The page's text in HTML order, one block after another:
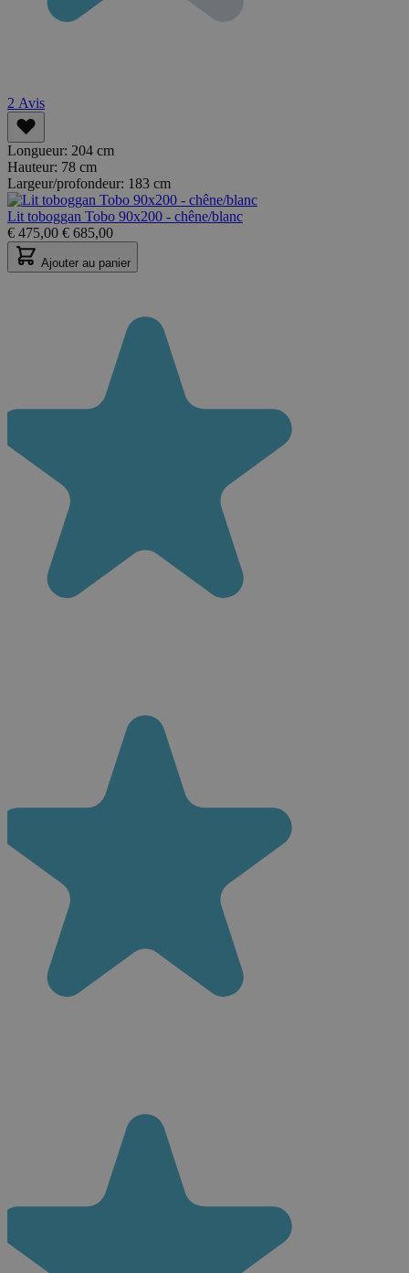
2 Avis
Longueur: 204 cm
Hauteur: 78 cm
Largeur/profondeur: 183 cm
Lit toboggan Tobo 90x200 - chêne/blanc
€ 475,00 € 685,00
Ajouter au panier